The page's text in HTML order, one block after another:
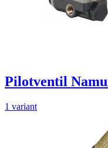
Pilotventil
1 variant